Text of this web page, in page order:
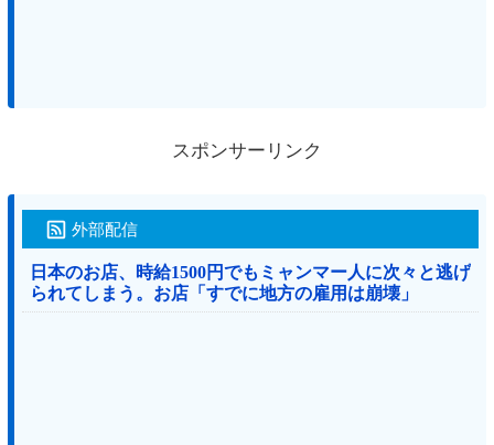
スポンサーリンク
外部配信
日本のお店、時給1500円でもミャンマー人に次々と逃げ
られてしまう。お店「すでに地方の雇用は崩壊」